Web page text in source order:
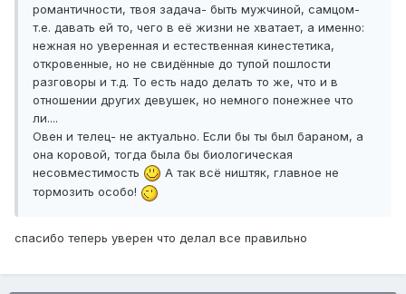
романтичности, твоя задача- быть мужчиной, самцом-
т.е. давать ей то, чего в её жизни не хватает, а именно:
нежная но уверенная и естественная кинестетика,
откровенные, но не свидённые до тупой пошлости
разговоры и т.д. То есть надо делать то же, что и в
отношении других девушек, но немного понежнее что
ли....
Овен и телец- не актуально. Если бы ты был бараном, а
она коровой, тогда была бы биологическая
несовместимость
А так всё ништяк, главное не
тормозить особо!
спасибо теперь уверен что делал все правильно